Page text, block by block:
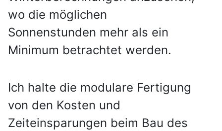
wo die möglichen
Sonnenstunden mehr als ein
Minimum betrachtet werden.
Ich halte die modulare Fertigung
von den Kosten und
Zeiteinsparungen beim Bau des